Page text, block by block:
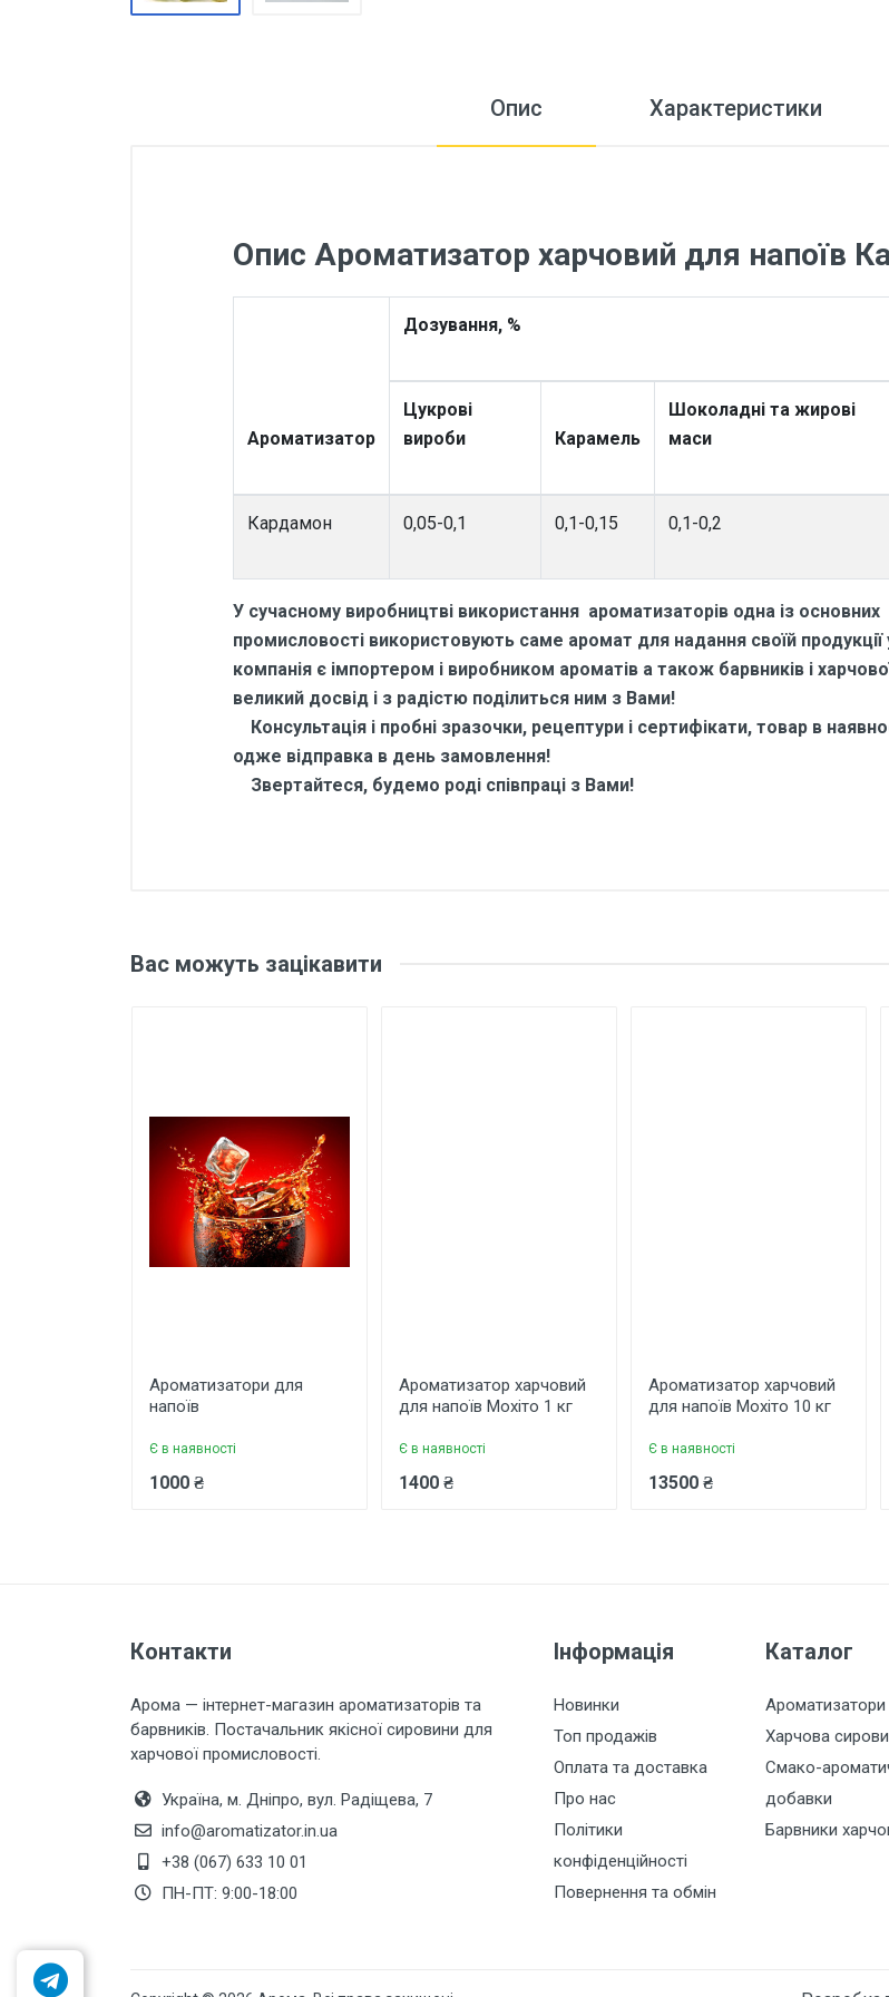
Опис Характеристики
Опис Ароматизатор харчовий для напоїв
Ароматизатор
Дозування, %
Цукрові
вироби
Карамель
Шоколадні та жирові
маси
Кардамон 0,05-0,1 0,1-0,15 0,1-0,2
У сучасному виробництві використання ароматизаторів одна із
промисловості використовують саме аромат для надання своїй
компанія є імпортером і виробником ароматів а також барвників і
великий досвід і з радістю поділиться ним з Вами!
Консультація і пробні зразочки, рецептури і сертифікати, товар в
одже відправка в день замовлення!
Звертайтеся, будемо роді співпраці з Вами!
Відгуки про товар поки що відсутні.
Написати відгук
Рейтинг
Коментар
Вас можуть зацікавити
Ароматизатори для
напоїв
Є в наявності
1000 ₴
Ароматизатор харчовий
для напоїв Мохіто 1 кг
Є в наявності
1400 ₴
Ароматизатор харчовий
для напоїв Мохіто 10 кг
Є в наявності
13500 ₴
Контакти
Арома — інтернет-магазин ароматизаторів та
барвників. Постачальник якісної сировини для
харчової промисловості.
Україна, м. Дніпро, вул. Радіщева, 7
info@aromatizator.in.ua
+38 (067) 633 10 01
ПН-ПТ: 9:00-18:00
Інформація
Новинки
Топ продажів
Оплата та доставка
Про нас
Політики
конфіденційності
Повернення та обмін
Каталог
Ароматизатори
Харчова
Смако-
добавки
Барвники